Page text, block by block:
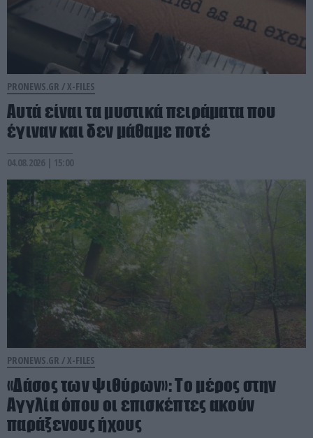
PRONEWS.GR / X-FILES
Αυτά είναι τα μυστικά πειράματα που
έγιναν και δεν μάθαμε ποτέ
04.08.2026 | 15:00
PRONEWS.GR /X-FILES
«Δάσος των ψιθύρων»: Το μέρος στην
Αγγλία όπου οι επισκέπτες ακούν
παράξενους ήχους